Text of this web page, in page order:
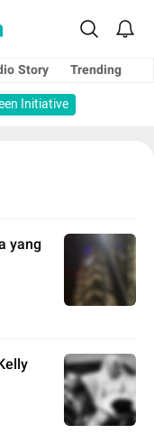
Story
Trending
Initiative
yang